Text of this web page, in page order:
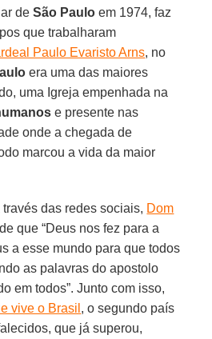
deSão Paulo em 1974, faz
que trabalharam
Paulo Evaristo Arns, no
era uma das maiores
uma Igreja empenhada na
e presente nas
onde a chegada de
marcou a vida da maior
das redes sociais, Dom
que “Deus nos fez para a
a esse mundo para que todos
as palavras do apostolo
em todos”. Junto com isso,
vive o Brasil , o segundo país
que já superou,